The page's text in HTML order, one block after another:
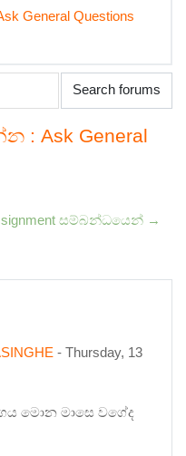
General Questions
Search forums
: Ask General
සම්බන්ධයෙන් →
- Thursday, 13
මොන මාසෙ වගේද